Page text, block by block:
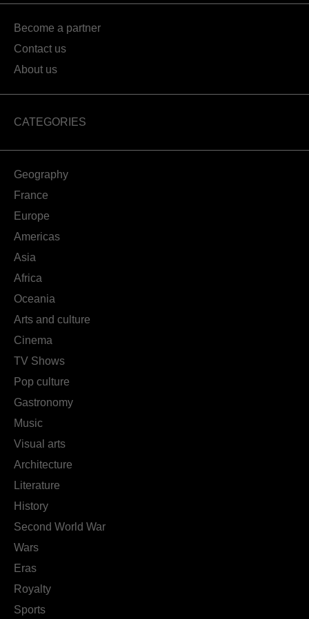
Become a partner
Contact us
About us
CATEGORIES
Geography
France
Europe
Americas
Asia
Africa
Oceania
Arts and culture
Cinema
TV Shows
Pop culture
Gastronomy
Music
Visual arts
Architecture
Literature
History
Second World War
Wars
Eras
Royalty
Sports